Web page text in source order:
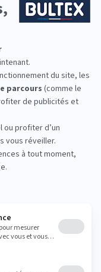
des solutions
les conforts et
minutes sur
différences.
adapté.
14:00 - 19:00